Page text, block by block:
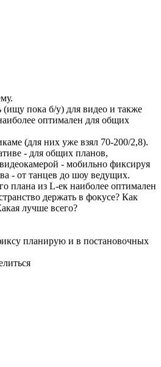
пока б/у) для видео и также
оптимален для общих
(для них уже взял 70-200/2,8).
- для общих планов,
- мобильно фиксируя
- от танцев до шоу ведущих.
плана из L-ек наиболее оптимален
держать в фокусе? Как
лучше всего?
планирую и в постановочных